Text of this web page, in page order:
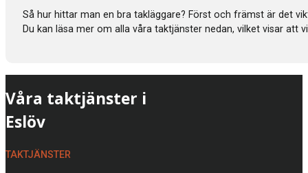
Så hur hittar man en bra takläggare? Först och främst är det
Du kan läsa mer om alla våra taktjänster nedan, vilket visar
Våra taktjänster i
Eslöv
TAKTJÄNSTER